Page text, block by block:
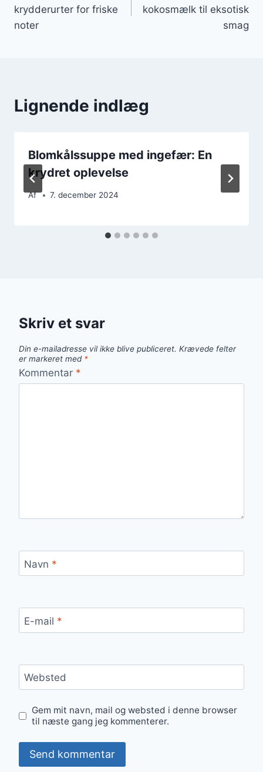
krydderurter for friske
noter
kokosmælk til eksotisk
smag
Lignende indlæg
Blomkålssuppe med ingefær: En
krydret oplevelse
Af 7. december 2024
Skriv et svar
Din e-mailadresse vil ikke blive publiceret. Krævede felter
er markeret med *
Kommentar *
Navn *
E-mail *
Websted
Gem mit navn, mail og websted i denne browser
til næste gang jeg kommenterer.